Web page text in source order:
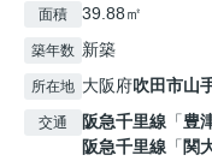
面積 39.88㎡
築年数 新築
所在地 大阪府吹田市山
交通 阪急千里線 「豊
阪急千里線 「 関